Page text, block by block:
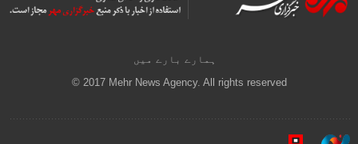
ہمارے بارے میں
© 2017 Mehr News Agency. All rights reserved